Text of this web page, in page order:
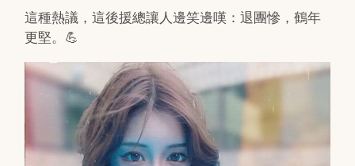
這種熱議，這後援總讓人邊笑邊嘆：退團慘，鶴年
更堅。💪